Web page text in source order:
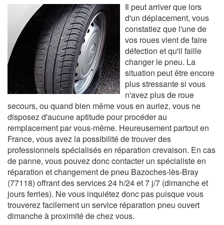
Il peut arriver que lors
d'un déplacement, vous
constatiez que l'une de
vos roues vient de faire
défection et qu'il faille
changer le pneu. La
situation peut être encore
plus stressante si vous
n'avez plus de roue
secours, ou quand bien même vous en auriez, vous ne
disposez d'aucune aptitude pour procéder au
remplacement par vous-même. Heureusement partout en
France, vous avez la possibilité de trouver des
professionnels spécialisés en réparation crevaison. En cas
de panne, vous pouvez donc contacter un spécialiste en
réparation et changement de pneu Bazoches-lès-Bray
(77118) offrant des services 24 h/24 et 7 j/7 (dimanche et
jours ferries). Ne vous inquiétez donc pas puisque vous
trouverez facilement un service réparation pneu ouvert
dimanche à proximité de chez vous.